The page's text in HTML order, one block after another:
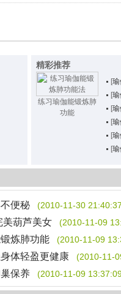
精彩推荐
练习瑜伽能锻炼肺
功能
[
[
[
[
[
[
便秘 (2010-11-30
美葫芦美女 (2010-11-09
炼肺功能 (2010-11-09
体轻盈更健康 (2010-11-
保养 (2010-11-09